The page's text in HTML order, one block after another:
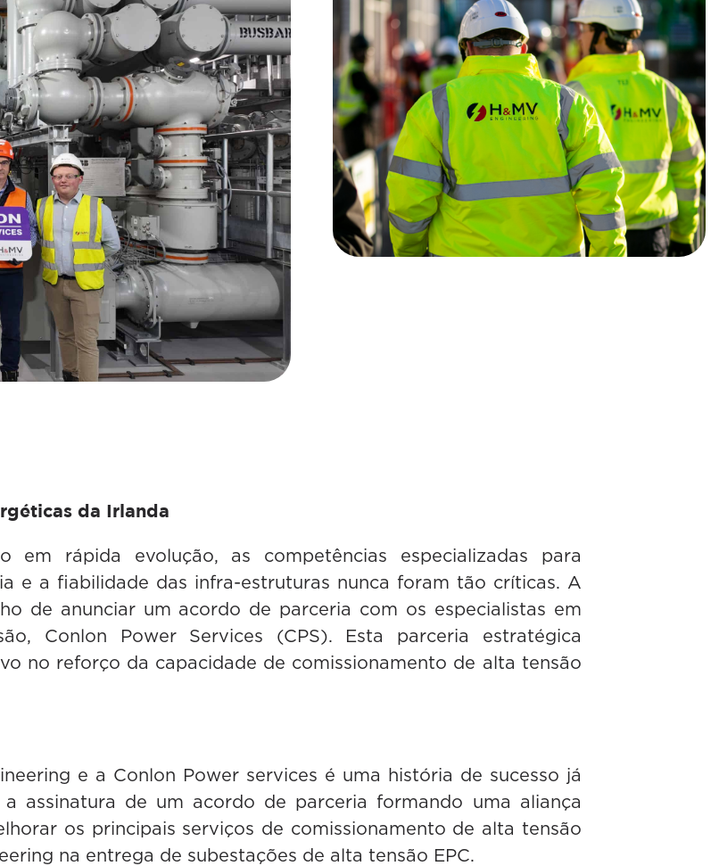
da Irlanda
em rápida evolução, as competências especializadas para
e a fiabilidade das infra-estruturas nunca foram tão críticas. A
de anunciar um acordo de parceria com os especialistas em
Conlon Power Services (CPS). Esta parceria estratégica
no reforço da capacidade de comissionamento de alta tensão
e a Conlon Power services é uma história de sucesso já
assinatura de um acordo de parceria formando uma aliança
os principais serviços de comissionamento de alta tensão
na entrega de subestações de alta tensão EPC.